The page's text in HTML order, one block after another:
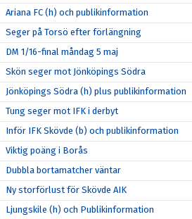
Ariana FC (h) och publikinformation
Seger på Torsö efter förlängning
DM 1/16-final måndag 5 maj
Skön seger mot Jönköpings Södra
Jönköpings Södra (h) plus publikinformation
Tung seger mot IFK i derbyt
Inför IFK Skövde (b) och publikinformation
Viktig poäng i Borås
Dubbla bortamatcher väntar
Ny storförlust för Skövde AIK
Ljungskile (h) och Publikinformation